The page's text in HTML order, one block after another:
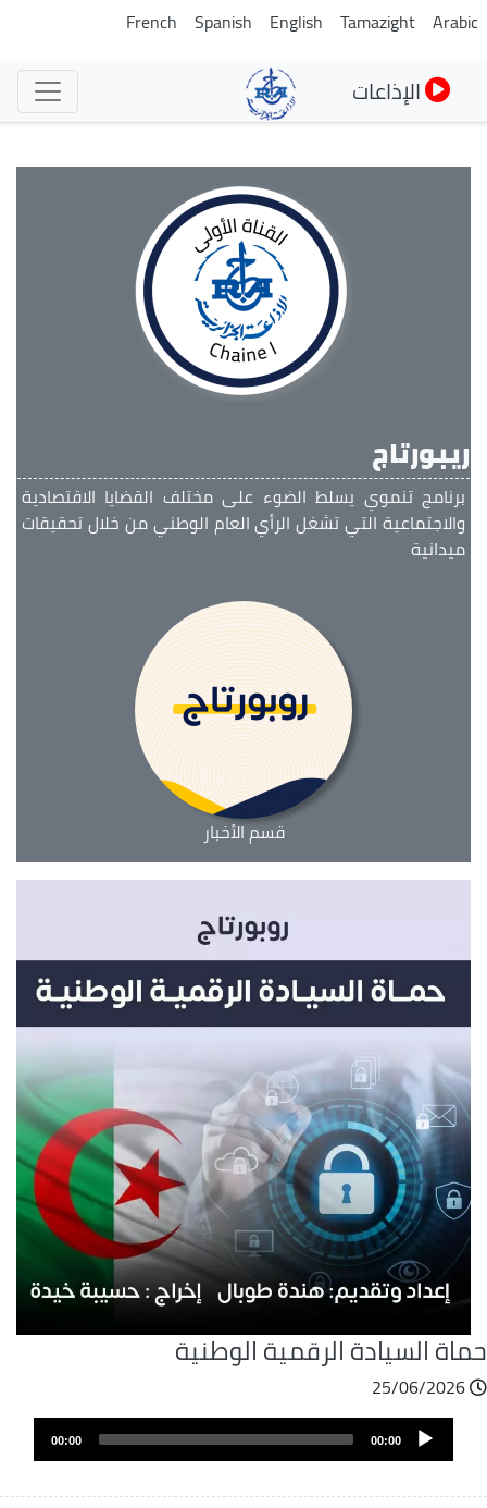
تجاوز
المحتوى
الرئيسي
Tamazight
English
Spanish
French
الإذاعات
ريبورتاج
برنامج تنموي يسلط الضوء على مختلف القضايا الاقتصادية
والاجتماعية التي تشغل الرأي العام الوطني من خلال تحقيقات
ميدانية
قسم الأخبار
السيادة الرقمية الوطنية
25/06/2026
ملفAudio
Player
00:00
00:00